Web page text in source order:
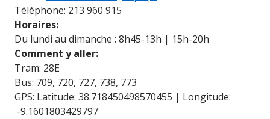
Téléphone: 213 960 915
Horaires:
Du lundi au dimanche : 8h45-13h | 15h-20h
Comment y aller:
Tram: 28E
Bus: 709, 720, 727, 738, 773
GPS: Latitude: 38.718450498570455 | Longitude:
-9.1601803429797